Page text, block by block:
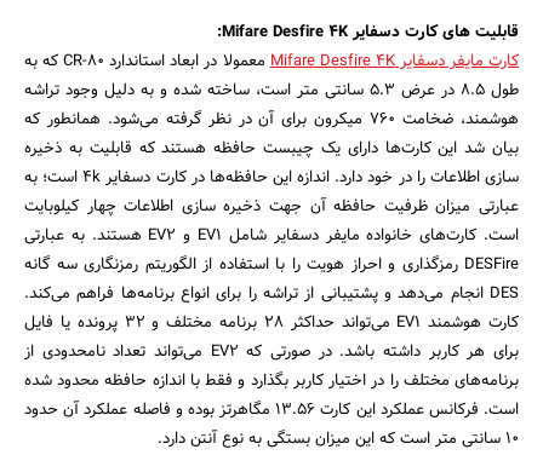
قابلیت های کارت دسفایر Mifare Desfire 4K:
کارت مایفر دسفایر Mifare Desfire 4K
معمولا در ابعاد استاندارد CR-80 که به
طول ۸.۵ در عرض ۵.۳ سانتی متر است، ساخته شده و به دلیل وجود تراشه
هوشمند، ضخامت ۷۶۰ میکرون برای آن‌ در نظر گرفته می‌شود. همانطور که
بیان شد این کارت‌ها دارای یک چیبست حافظه هستند که قابلیت به ذخیره
سازی اطلاعات را در خود دارد. اندازه این حافظه‌ها در کارت دسفایر ۴k است؛ به
عبارتی میزان ظرفیت حافظه آن جهت ذخیره سازی اطلاعات چهار کیلوبایت
است. کارت‌های خانواده مایفر دسفایر شامل EV1 و EV2 هستند. به عبارتی
DESFire رمزگذاری و احراز هویت را با استفاده از الگوریتم رمزنگاری سه گانه
DES انجام می‌دهد و پشتیبانی از تراشه را برای انواع برنامه‌ها فراهم می‌کند.
کارت هوشمند EV1 می‌تواند حداکثر ۲۸ برنامه مختلف و ۳۲ پرونده یا فایل
برای هر کاربر داشته باشد. در صورتی که EV2 می‌تواند تعداد نامحدودی از
برنامه‌های مختلف را در اختیار کاربر بگذارد و فقط با اندازه حافظه محدود شده
است. فرکانس عملکرد این کارت ۱۳.۵۶ مگاهرتز بوده و فاصله عملکرد آن حدود
۱۰ سانتی متر است که این میزان بستگی به نوع آنتن دارد.